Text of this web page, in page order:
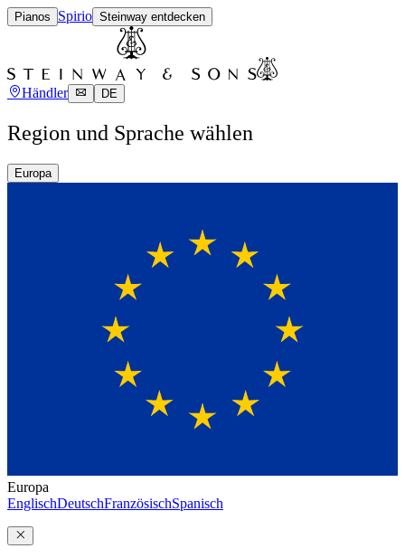
Pianos Spirio Steinway entdecken
Händler DE
Region und Sprache wählen
Europa
Europa
EnglischDeutschFranzösischSpanisch